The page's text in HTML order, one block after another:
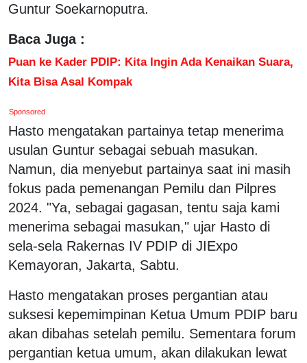
Guntur Soekarnoputra.
Baca Juga :
Puan ke Kader PDIP: Kita Ingin Ada Kenaikan Suara,
Kita Bisa Asal Kompak
Sponsored
Hasto mengatakan partainya tetap menerima
usulan Guntur sebagai sebuah masukan.
Namun, dia menyebut partainya saat ini masih
fokus pada pemenangan Pemilu dan Pilpres
2024. "Ya, sebagai gagasan, tentu saja kami
menerima sebagai masukan," ujar Hasto di
sela-sela Rakernas IV PDIP di JIExpo
Kemayoran, Jakarta, Sabtu.
Hasto mengatakan proses pergantian atau
suksesi kepemimpinan Ketua Umum PDIP baru
akan dibahas setelah pemilu. Sementara forum
pergantian ketua umum, akan dilakukan lewat